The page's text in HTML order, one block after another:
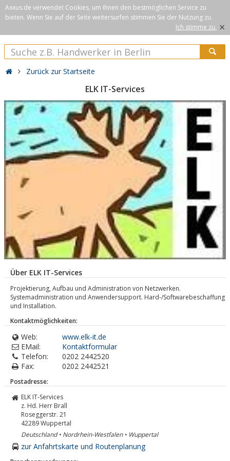
Axxus.de verwendet Cookies, um Ihnen den bestmöglichen Service zu
bieten. Wenn Sie auf der Seite weitersurfen stimmen Sie der Nutzung zu.
Ich stimme zu. ×
Zurück zur Startseite
ELK IT-Services
Über ELK IT-Services
Projektierung, Aufbau und Administration von Netzwerken.
Systemadministration und Anwendersupport. Hard-/Softwarebeschaffung
und Installation.
Kontaktmöglichkeiten:
Web:
www.elk-it.de
EMail:
Kontaktformular
Telefon:
0202 2442520
Fax:
0202 2442521
Postadresse:
ELK IT-Services
z. Hd. Herr Brall
Roseggerstr. 21
42289Wuppertal
Deutschland • Nordrhein-Westfalen • Wuppertal
zur Anfahrtskarte und Routenplanung